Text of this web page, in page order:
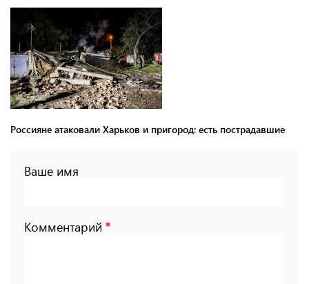
Россияне атаковали Харьков и пригород: есть пострадавшие
Ваше имя
Комментарий